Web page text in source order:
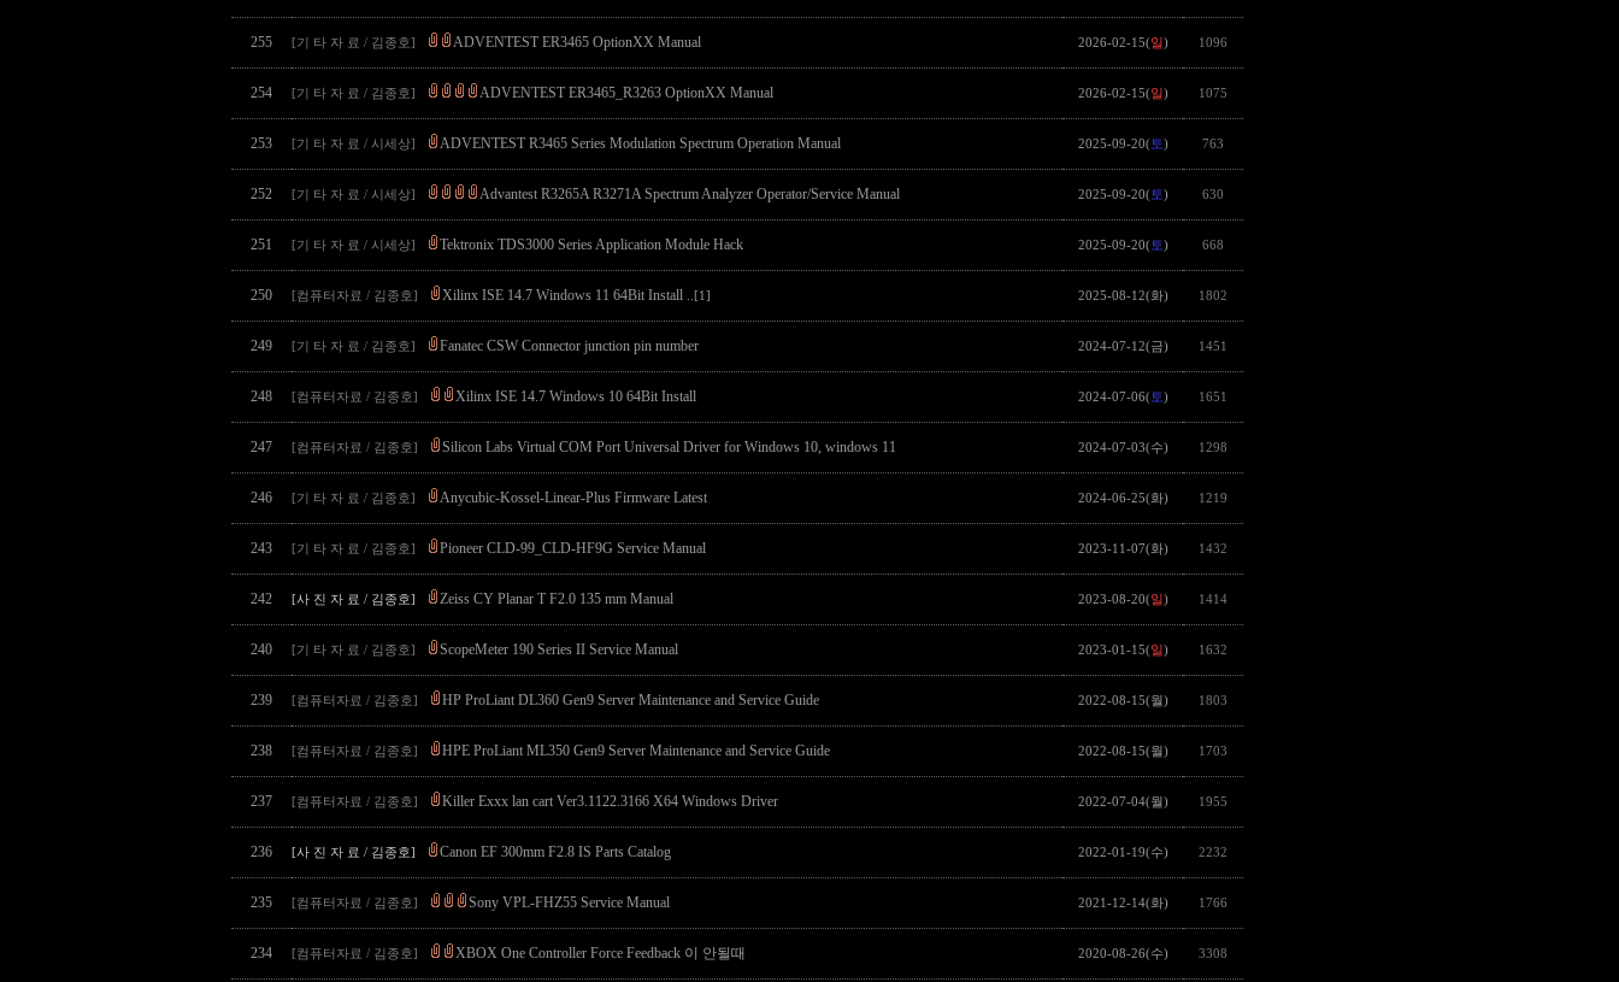
255 [기 타 자 료 / 김종호] ADVENTEST ER3465 OptionXX Manual 2026-02-15(일) 1096
254 [기 타 자 료 / 김종호] ADVENTEST ER3465_R3263 OptionXX Manual 2026-02-15(일) 1075
253 [기 타 자 료 / 시세상] ADVENTEST R3465 Series Modulation Spectrum Operation Manual 2025-09-20( 토) 763
252 [기 타 자 료 / 시세상] Advantest R3265A R3271A Spectrum Analyzer Operator/Service Manual 2025-09-20( 토) 630
251 [기 타 자 료 / 시세상] Tektronix TDS3000 Series Application Module Hack 2025-09-20( 토) 668
250 [컴퓨터자료 / 김종호] Xilinx ISE 14.7 Windows 11 64Bit Install ..[1] 2025-08-12(화) 1802
249 [기 타 자 료 / 김종호] Fanatec CSW Connector junction pin number 2024-07-12(금) 1451
248 [컴퓨터자료 / 김종호] Xilinx ISE 14.7 Windows 10 64Bit Install 2024-07-06( 토) 1651
247 [컴퓨터자료 / 김종호] Silicon Labs Virtual COM Port Universal Driver for Windows 10, windows 11 2024-07-03(수) 1298
246 [기 타 자 료 / 김종호] Anycubic-Kossel-Linear-Plus Firmware Latest 2024-06-25(화) 1219
243 [기 타 자 료 / 김종호] Pioneer CLD-99_CLD-HF9G Service Manual 2023-11-07(화) 1432
242 [사 진 자 료 / 김종호] Zeiss CY Planar T F2.0 135 mm Manual 2023-08-20(일) 1414
240 [기 타 자 료 / 김종호] ScopeMeter 190 Series II Service Manual 2023-01-15(일) 1632
239 [컴퓨터자료 / 김종호] HP ProLiant DL360 Gen9 Server Maintenance and Service Guide 2022-08-15(월) 1803
238 [컴퓨터자료 / 김종호] HPE ProLiant ML350 Gen9 Server Maintenance and Service Guide 2022-08-15(월) 1703
237 [컴퓨터자료 / 김종호] Killer Exxx lan cart Ver3.1122.3166 X64 Windows Driver 2022-07-04(월) 1955
236 [사 진 자 료 / 김종호] Canon EF 300mm F2.8 IS Parts Catalog 2022-01-19(수) 2232
235 [컴퓨터자료 / 김종호] Sony VPL-FHZ55 Service Manual 2021-12-14(화) 1766
234 [컴퓨터자료 / 김종호] XBOX One Controller Force Feedback 이 안될때 2020-08-26(수) 3308